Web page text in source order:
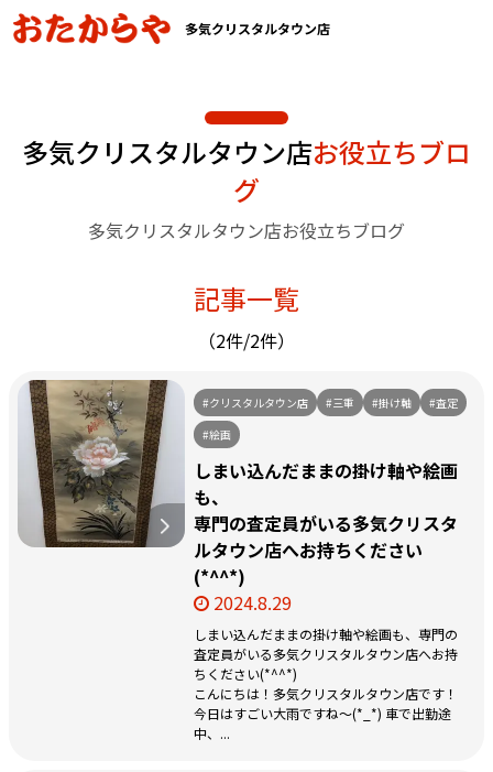
多気クリスタルタウン店
多気クリスタルタウン店お役立ちブロ
グ
多気クリスタルタウン店お役立ちブログ
記事一覧
（2件/2件）
#クリスタルタウン店 #三重 #掛け軸
#査定
#絵画
しまい込んだままの掛け軸や絵画
も、
専門の査定員がいる多気クリスタ
ルタウン店へお持ちください
(*^^*)
2024.8.29
しまい込んだままの掛け軸や絵画も、専門の
査定員がいる多気クリスタルタウン店へお持
ちください(*^^*)
こんにちは！多気クリスタルタウン店です！
今日はすごい大雨ですね～(*_*) 車で出勤途
中、...